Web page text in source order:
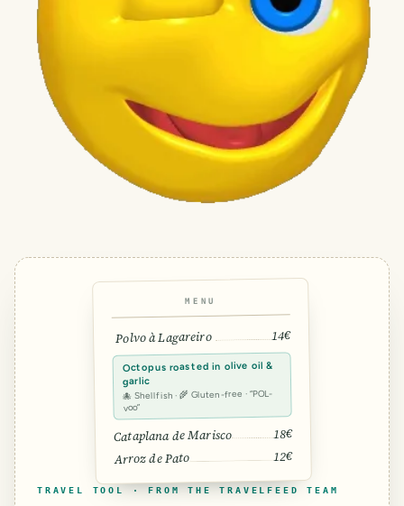
MENU
Polvo à Lagareiro 14€
Octopus roasted in olive oil &
garlic
🐙 Shellfish · 🌾 Gluten-free · “POL-
voo”
Cataplana de Marisco 18€
Arroz de Pato 12€
TRAVEL TOOL · FROM THE TRAVELFEED TEAM